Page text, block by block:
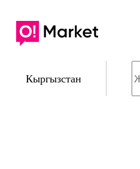
Кыргызстан